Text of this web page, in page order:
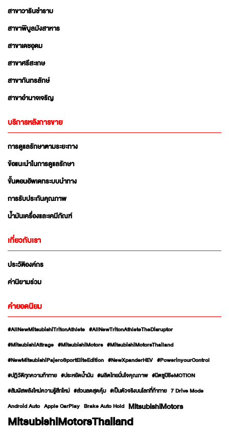
สาขาวารินชำราบ
สาขาพิบูลมังสาหาร
สาขาเดชอุดม
สาขาศรีสะเกษ
สาขากันทรลักษ์
สาขาอำนาจเจริญ
บริการหลังการขาย
การดูแลรักษาตามระยะทาง
ข้อแนะนำในการดูแลรักษา
ขั้นตอนอัพเดทระบบนำทาง
การรับประกันคุณภาพ
น้ำมันเครื่องและเคมีภัณฑ์
เกี่ยวกับเรา
ประวัติองค์กร
ค่านิยามร่วม
คำยอดนิยม
#AllNewMitsubishiTritonAthlete #AllNewTritonAthleteTheDisruptor
#MitsubishiAttrage #MitsubishiMotors #MitsubishiMotorsThailand
#NewMitsubishiPajeroSportEliteEdition #NewXpanderHEV #PowerinyourControl
#ปฏิวัติทุกความท้าทาย #ประหยัดน้ำมัน #ผลิตไทยมั่นใจคุณภาพ #มิตซูบิชิeMOTION
#สัมผัสพลังใหม่ความรู้สึกใหม่ #ส่วนลดสุดคุ้ม #เป็นตัวจริงบนโลกที่ท้าทาย 7 Drive Mode
Android Auto Apple CarPlay Brake Auto Hold MitsubishiMotors
MitsubishiMotorsThailand